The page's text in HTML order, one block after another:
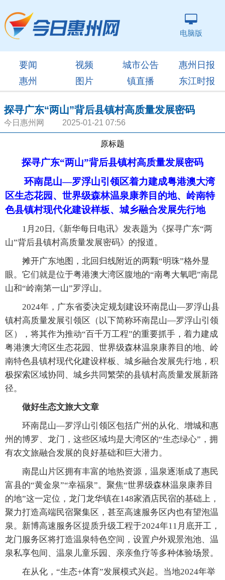
电脑版
要闻 视频 城市公告
惠州日报
惠州
图片 镇直播 东江时报
探寻广东“两山”背后县镇村高质量发展密码
今日惠州网 2025-01-21 07:56
原标题
探寻广东“两山”背后县镇村高质量发展密码
环南昆山—罗浮山引领区着力建成粤港澳大湾
区生态花园、世界级森林温泉康养目的地、岭南特
色县镇村现代化建设样板、城乡融合发展先行地
1月20日,《新华每日电讯》发表题为《探寻广东“两
山”背后县镇村高质量发展密码》的报道。
摊开广东地图，北回归线附近的两颗“明珠”格外显
眼。它们就是位于粤港澳大湾区腹地的“南粤大氧吧”南昆
山和“岭南第一山”罗浮山。
2024年，广东省委决定规划建设环南昆山—罗浮山县
镇村高质量发展引领区（以下简称环南昆山—罗浮山引领
区），将其作为推动“百千万工程”的重要抓手，着力建成
粤港澳大湾区生态花园、世界级森林温泉康养目的地、岭
南特色县镇村现代化建设样板、城乡融合发展先行地，积
极探索区域协同、城乡共同繁荣的县镇村高质量发展新路
径。
做好生态文旅大文章
环南昆山—罗浮山引领区包括广州的从化、增城和惠
州的博罗、龙门，这些区域均是大湾区的“生态绿心”，拥
有农文旅融合发展的良好基础和巨大潜力。
南昆山片区拥有丰富的地热资源，温泉逐渐成了惠民
富县的“黄金泉”“幸福泉”。聚焦“世界级森林温泉康养目
的地”这一定位，龙门龙华镇在148家酒店民宿的基础上，
聚力打造高端民宿聚集区，甚至高速服务区内也有望泡温
泉。新博高速服务区提质升级工程于2024年11月底开工，
龙门服务区将打造温泉特色空间，设置户外观景泡池、温
泉私享包间、温泉儿童乐园、亲亲鱼疗等多种体验场景。
在从化，“生态+体育”发展模式兴起。当地2024年举